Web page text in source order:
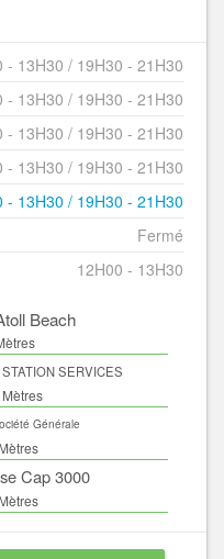
- 13H30 / 19H30 - 21H30
- 13H30 / 19H30 - 21H30
- 13H30 / 19H30 - 21H30
- 13H30 / 19H30 - 21H30
- 13H30 / 19H30 - 21H30
Fermé
12H00 - 13H30
Beach
SERVICES
Générale
Cap 3000